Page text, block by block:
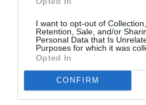
I want to opt-out of
Retention, Sale, and/or
Personal Data that Is
Purposes for which it was
Opted In
CONFIRM
tikt pie bērniņa
ĢENĒTIKA
Vai iespējams
dzimumu?